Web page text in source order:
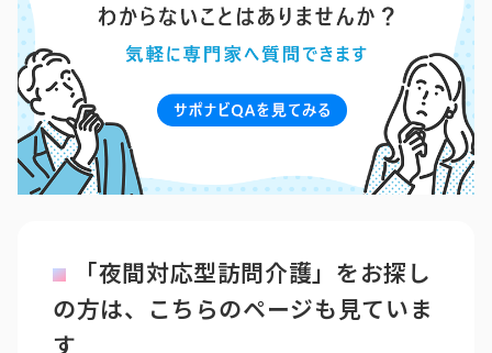
「夜間対応型訪問介護」をお探し
の方は、こちらのページも見ていま
す